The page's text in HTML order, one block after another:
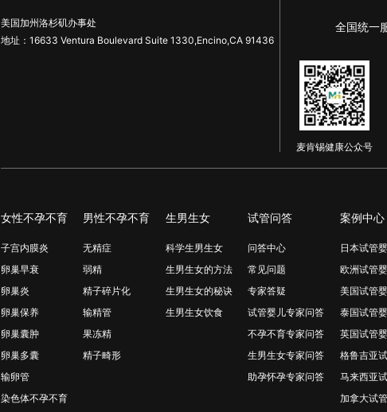
美国加州洛杉矶办事处
地址：16633 Ventura Boulevard Suite 1330,Encino,CA 91436
全国统一
麦肯锡健康公众号
女性不孕不育
子宫内膜炎
卵巢早衰
卵巢炎
卵巢保养
卵巢囊肿
卵巢多囊
输卵管
染色体不孕不育
男性不孕不育
无精症
弱精
精子碎片化
输精管
果冻精
精子畸形
生男生女
科学生男生女
生男生女的方法
生男生女的秘诀
生男生女饮食
试管问答
问答中心
常见问题
专家答疑
试管婴儿专家问答
不孕不育专家问答
生男生女专家问答
助孕怀孕专家问答
案例中心
日本试管
欧洲试管
美国试管
泰国试管
英国试管
格鲁吉亚
马来西亚
加拿大试